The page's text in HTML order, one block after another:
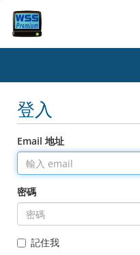
登入
Email 地址
密碼
記住我